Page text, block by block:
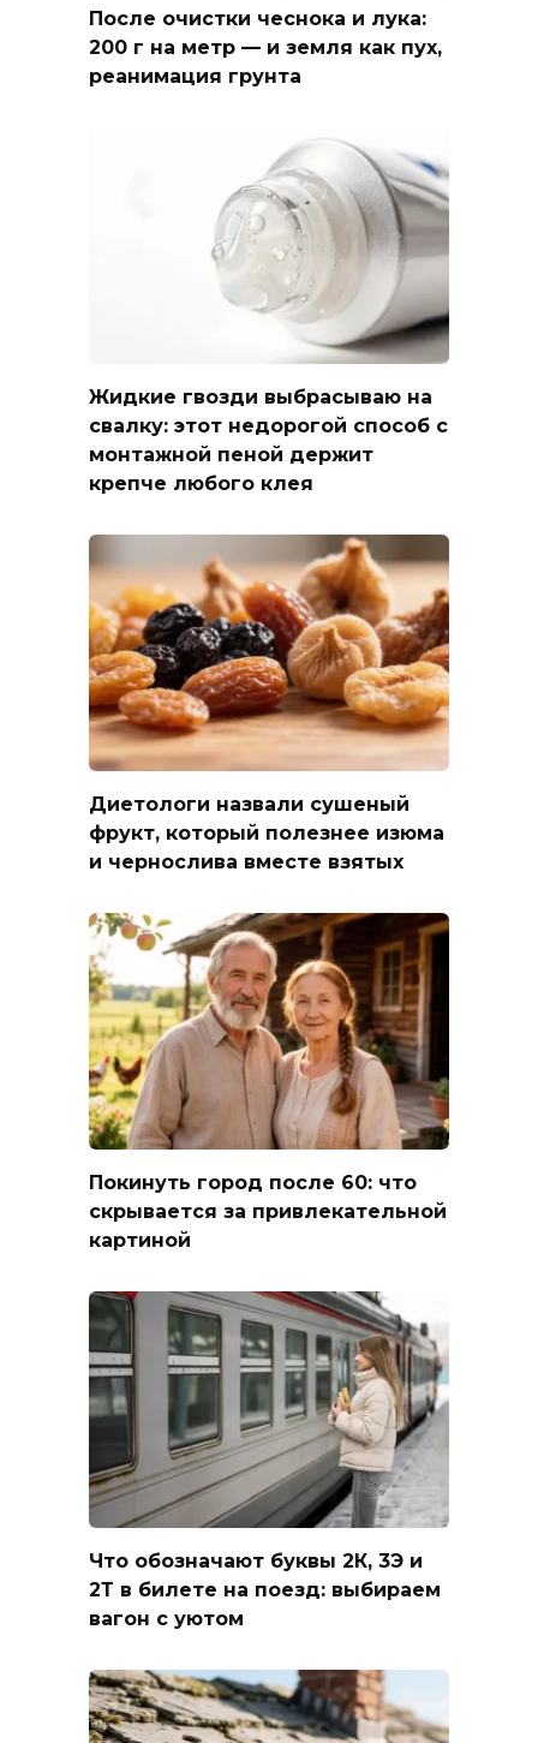
После очистки чеснока и лука:
200 г на метр — и земля как пух,
реанимация грунта
Жидкие гвозди выбрасываю на
свалку: этот недорогой способ с
монтажной пеной держит
крепче любого клея
Диетологи назвали сушеный
фрукт, который полезнее изюма
и чернослива вместе взятых
Покинуть город после 60: что
скрывается за привлекательной
картиной
Что обозначают буквы 2К, 3Э и
2Т в билете на поезд: выбираем
вагон с уютом